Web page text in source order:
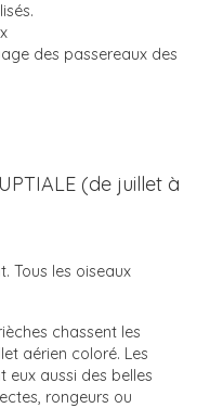
des passereaux des
(de juillet à
Tous les oiseaux
chassent les
aérien coloré. Les
eux aussi des belles
rongeurs ou